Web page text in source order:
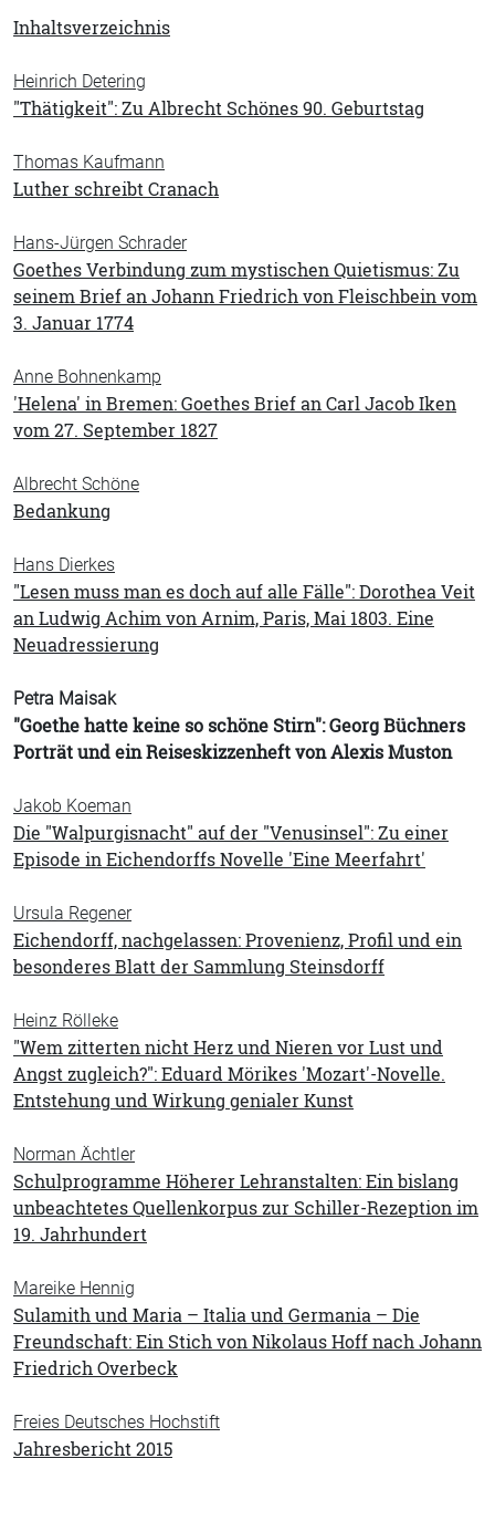
Inhaltsverzeichnis
Heinrich Detering
"Thätigkeit": Zu Albrecht Schönes 90. Geburtstag
Thomas Kaufmann
Luther schreibt Cranach
Hans-Jürgen Schrader
Goethes Verbindung zum mystischen Quietismus: Zu
seinem Brief an Johann Friedrich von Fleischbein vom
3. Januar 1774
Anne Bohnenkamp
'Helena' in Bremen: Goethes Brief an Carl Jacob Iken
vom 27. September 1827
Albrecht Schöne
Bedankung
Hans Dierkes
"Lesen muss man es doch auf alle Fälle": Dorothea Veit
an Ludwig Achim von Arnim, Paris, Mai 1803. Eine
Neuadressierung
Petra Maisak
"Goethe hatte keine so schöne Stirn": Georg Büchners
Porträt und ein Reiseskizzenheft von Alexis Muston
Jakob Koeman
Die "Walpurgisnacht" auf der "Venusinsel": Zu einer
Episode in Eichendorffs Novelle 'Eine Meerfahrt'
Ursula Regener
Eichendorff, nachgelassen: Provenienz, Profil und ein
besonderes Blatt der Sammlung Steinsdorff
Heinz Rölleke
"Wem zitterten nicht Herz und Nieren vor Lust und
Angst zugleich?": Eduard Mörikes 'Mozart'-Novelle.
Entstehung und Wirkung genialer Kunst
Norman Ächtler
Schulprogramme Höherer Lehranstalten: Ein bislang
unbeachtetes Quellenkorpus zur Schiller-Rezeption im
19. Jahrhundert
Mareike Hennig
Sulamith und Maria – Italia und Germania – Die
Freundschaft: Ein Stich von Nikolaus Hoff nach Johann
Friedrich Overbeck
Freies Deutsches Hochstift
Jahresbericht 2015